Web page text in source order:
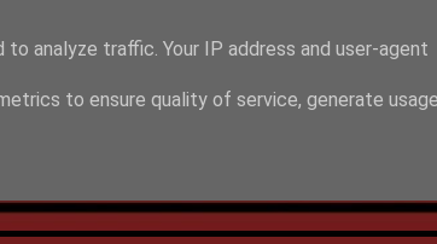
analyze traffic. Your IP address and user-agent
to ensure quality of service, generate usage